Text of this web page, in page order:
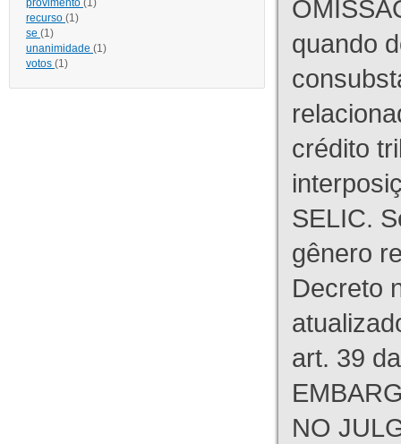
provimento (1)
recurso (1)
se (1)
unanimidade (1)
votos (1)
quando
crédito
SELIC.
gênero
Decreto
art. 39
NO